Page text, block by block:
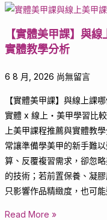
【實體美甲課】與
實體教學分析
6 8 月, 2026 尚無留言
【實體美甲課】與線上課
實體 x 線上・美甲學習比
上美甲課程推薦與實體教
常讓準備學美甲的新手難
算、反覆複習需求，卻忽
的技術；若前置保養、凝
只影響作品精緻度，也可
Read More »